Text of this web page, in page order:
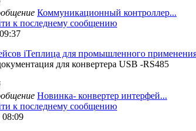
Коммуникационный контроллер...
к последнему сообщению
iТеплица для промышленного
для конвертера USB -RS485
Новинка- конвертер интерфей...
к последнему сообщению